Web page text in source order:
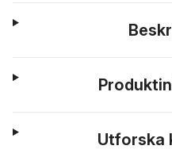
Utforska